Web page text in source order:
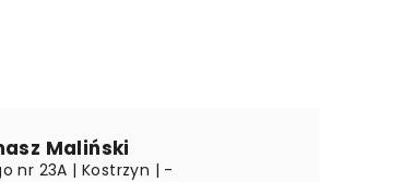
Maliński
nr 23A | Kostrzyn | -